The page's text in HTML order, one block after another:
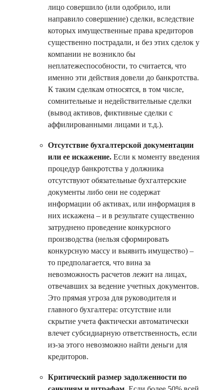
лицо совершило (или одобрило, или
направило совершение) сделки, вследствие
которых имущественные права кредиторов
существенно пострадали, и без этих сделок у
компании не возникло бы
неплатежеспособности, то считается, что
именно эти действия довели до банкротства.
К таким сделкам относятся, в том числе,
сомнительные и недействительные сделки
(вывод активов, фиктивные сделки с
аффилированными лицами и т.д.).
Отсутствие бухгалтерской документации
или ее искажение. Если к моменту введения
процедур банкротства у должника
отсутствуют обязательные бухгалтерские
документы либо они не содержат
информации об активах, или информация в
них искажена – и в результате существенно
затруднено проведение конкурсного
производства (нельзя сформировать
конкурсную массу и выявить имущество) –
то предполагается, что вина за
невозможность расчетов лежит на лицах,
отвечавших за ведение учетных документов.
Это прямая угроза для руководителя и
главного бухгалтера: отсутствие или
скрытие учета фактически автоматически
влечет субсидиарную ответственность, если
из-за этого невозможно найти деньги для
кредиторов.
Критический размер задолженности по